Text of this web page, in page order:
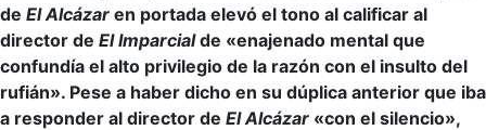
de El Alcázar en portada elevó el tono al calificar al
director de El Imparcialde «enajenado mental que
confundía el alto privilegio de la razón con el insulto del
rufián». Pese a haber dicho en su dúplica anterior que iba
a responder al director de El Alcázar «con el silencio»,